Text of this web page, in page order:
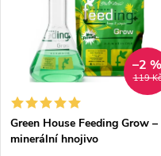
119 Kč
–2 %
Green House Feeding Grow –
minerální hnojivo